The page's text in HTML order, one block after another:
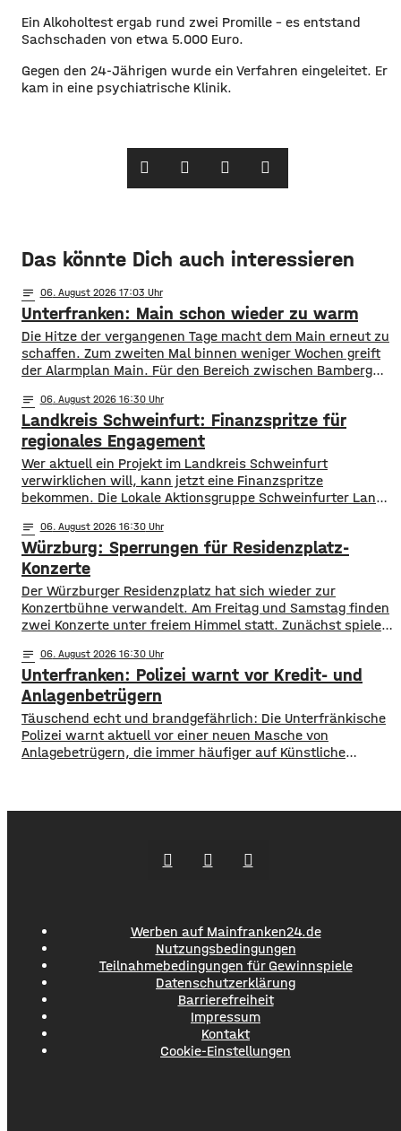
Ein Alkoholtest ergab rund zwei Promille – es entstand
Sachschaden von etwa 5.000 Euro.
Gegen den 24-Jährigen wurde ein Verfahren eingeleitet. Er
kam in eine psychiatrische Klinik.
Das könnte Dich auch interessieren
notes 06. August 2026 17:03
Unterfranken: Main schon wieder zu warm
Die Hitze der vergangenen Tage macht dem Main erneut zu
schaffen. Zum zweiten Mal binnen weniger Wochen greift
der Alarmplan Main. Für den Bereich zwischen Bamberg
mainabwärts die zweite von drei Warnstufen. Zwar gibt es
aktuell mit dem Sauerstoffgehalt im Wasser noch keine
Probleme, allerdings ist die Wassertemperatur
notes 06. August 2026 16:30
Landkreis Schweinfurt: Finanzspritze für
regionales Engagement
Wer aktuell ein Projekt im Landkreis Schweinfurt
verwirklichen will, kann jetzt eine Finanzspritze
bekommen. Die Lokale Aktionsgruppe Schweinfurter Land
Bewerben können sich Bürger, Vereine und Organisationen.
Die Projekte sollen den Entwicklungszielen des Landkreises
dienen und das Bürgerengagement des Schweinfurter
Lands stärken. Die Entwicklungsziele sind:
Daseinsvorsorge, sozialer Zusammenhalt,
notes 06. August 2026 16:30
Würzburg: Sperrungen für Residenzplatz-
Konzerte
Der Würzburger Residenzplatz hat sich wieder zur
Konzertbühne verwandelt. Am Freitag und Samstag finden
zwei Konzerte unter freiem Himmel statt. Zunächst spielen
Samstag ist dann das Konzert des Duos Fast Boy. Das
Konzert von Roy Bianco und den Abbrunzati Boys ist
ausverkauft, rund 16.000 Menschen werden
notes 06. August 2026 16:30
Unterfranken: Polizei warnt vor Kredit- und
Anlagenbetrügern
​​Täuschend echt und brandgefährlich: Die Unterfränkische
Polizei warnt aktuell vor einer neuen Masche von
Anlagebetrügern, die immer häufiger auf Künstliche
Werben auf Mainfranken24.de
Nutzungsbedingungen
Teilnahmebedingungen für Gewinnspiele
Datenschutzerklärung
Barrierefreiheit
Impressum
Kontakt
Cookie-Einstellungen